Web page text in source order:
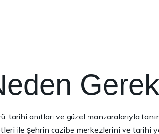
anıtları ve güzel manzaralarıyla
ile şehrin cazibe merkezlerini ve tarihi